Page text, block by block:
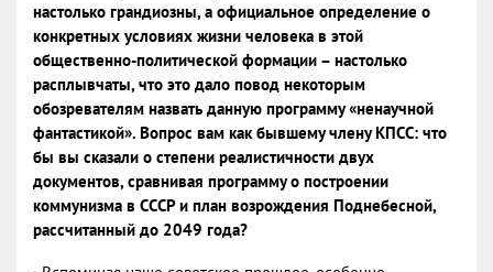
настолько грандиозны, а официальное определение о
конкретных условиях жизни человека в этой
общественно-политической формации – настолько
расплывчаты, что это дало повод некоторым
обозревателям назвать данную программу «ненаучной
фантастикой». Вопрос вам как бывшему члену КПСС: что
бы вы сказали о степени реалистичности двух
документов, сравнивая программу о построении
коммунизма в СССР и план возрождения Поднебесной,
рассчитанный до 2049 года?